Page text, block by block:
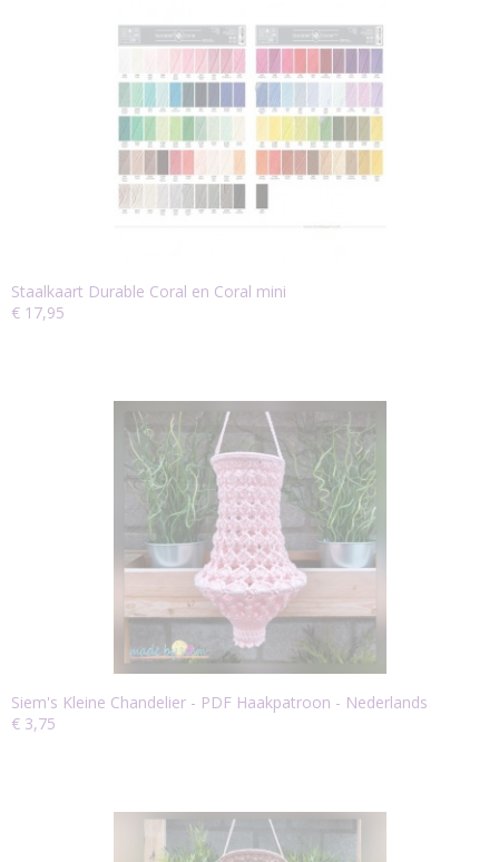
Staalkaart Durable Coral en Coral mini
€ 17,95
Siem's Kleine Chandelier - PDF Haakpatroon - Nederlands
€ 3,75